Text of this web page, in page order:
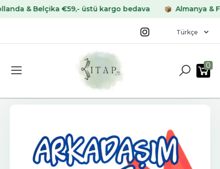
& Belçika €59,- üstü kargo bedava Almanya &
0